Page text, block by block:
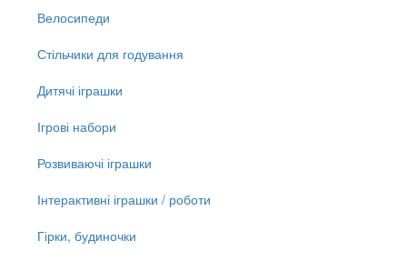
Велосипеди
Стільчики для годування
Дитячі іграшки
Ігрові набори
Розвиваючі іграшки
Інтерактивні іграшки / роботи
Гірки, будиночки